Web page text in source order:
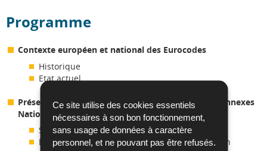
Ce site utilise des cookies essentiels
nécessaires à son bon fonctionnement,
sans usage de données à caractère
personnel, et ne pouvant pas être refusés.
Programme
Contexte européen et national des Eurocodes
Historique
Etat actuel
Présentation du « Guide sur les Eurocodes et les Annexes
Nationales au Luxembourg »
Structure
Evolutions par rapport à la première génération